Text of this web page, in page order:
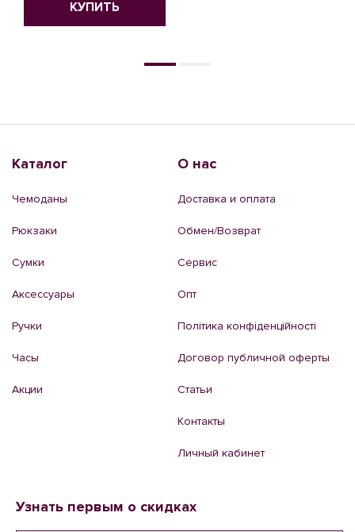
КУПИТЬ
Каталог
Чемоданы
Рюкзаки
Сумки
Аксессуары
Ручки
Часы
Акции
О нас
Доставка и оплата
Обмен/Возврат
Сервис
Опт
Політика конфіденційності
Договор публичной оферты
Статьи
Контакты
Личный кабинет
Узнать первым о скидках